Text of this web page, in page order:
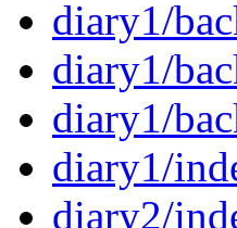
diary1/
diary1/
diary1/
diary1/
diary2/